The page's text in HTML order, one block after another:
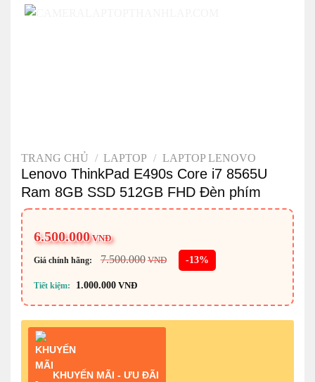
TRANG CHỦ / LAPTOP / LAPTOP LENOVO
Lenovo ThinkPad E490s Core i7 8565U
Ram 8GB SSD 512GB FHD Đèn phím
6.500.000 VNĐ
Giá chính hãng: 7.500.000 VNĐ -13%
Tiết kiệm: 1.000.000 VNĐ
KHUYẾN MÃI - ƯU ĐÃI